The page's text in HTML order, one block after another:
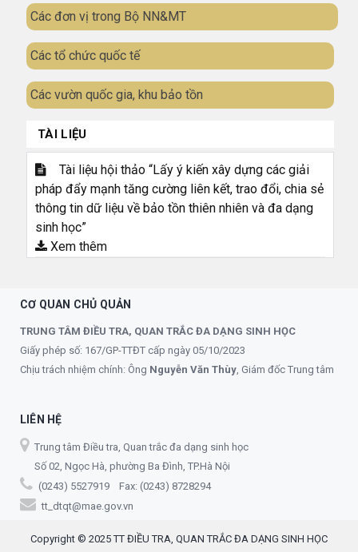
Các đơn vị trong Bộ NN&MT
Các tổ chức quốc tế
Các vườn quốc gia, khu bảo tồn
TÀI LIỆU
Tài liệu hội thảo “Lấy ý kiến xây dựng các giải
pháp đẩy mạnh tăng cường liên kết, trao đổi, chia sẻ
thông tin dữ liệu về bảo tồn thiên nhiên và đa dạng
sinh học”
Xem thêm
CƠ QUAN CHỦ QUẢN
TRUNG TÂM ĐIỀU TRA, QUAN TRẮC ĐA DẠNG SINH HỌC
Giấy phép số: 167/GP-TTĐT cấp ngày 05/10/2023
Chịu trách nhiệm chính: Ông Nguyễn Văn Thùy , Giám đốc Trung tâm
LIÊN HỆ
Trung tâm Điều tra, Quan trắc đa dạng sinh học
Số 02, Ngọc Hà, phường Ba Đình, TP.Hà Nội
(0243) 5527919 Fax: (0243) 8728294
tt_dtqt@mae.gov.vn
Copyright © 2025 TT ĐIỀU TRA, QUAN TRẮC ĐA DẠNG SINH HỌC